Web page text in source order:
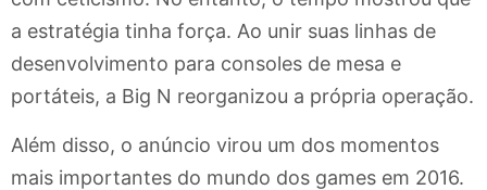
a estratégia tinha força. Ao unir suas linhas de
desenvolvimento para consoles de mesa e
portáteis, a Big N reorganizou a própria operação.
Além disso, o anúncio virou um dos momentos
mais importantes do mundo dos games em 2016.